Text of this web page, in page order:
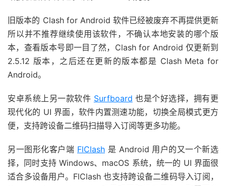
旧版本的 Clash for Android 软件已经被废弃不再提供更新
所以并不推荐继续使用该软件，不确认本地安装的哪个版
本，查看版本号即一目了然，Clash for Android 仅更新到
2.5.12 版本，之后还在更新的版本都是 Clash Meta for
Android。
安卓系统上另一款软件 Surfboard 也是个好选择，拥有更
现代化的 UI 界面，软件内置测速功能，切换全局模式更方
便，支持跨设备二维码扫描导入订阅等更多功能。
另一图形化客户端 FlClash是 Android 用户的又一个新选
择，同时支持 Windows、macOS 系统，统一的 UI 界面很
适合多设备用户。FlClash 也支持跨设备二维码导入订阅，